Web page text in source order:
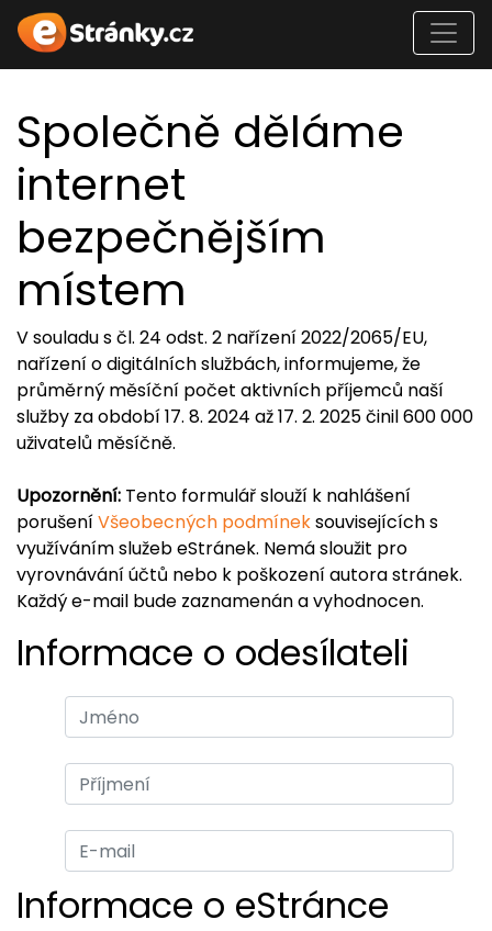
Společně děláme
internet
bezpečnějším
místem
V souladu s čl. 24 odst. 2 nařízení 2022/2065/EU,
nařízení o digitálních službách, informujeme, že
průměrný měsíční počet aktivních příjemců naší
služby za období 17. 8. 2024 až 17. 2. 2025 činil 600 000
uživatelů měsíčně.
Upozornění: Tento formulář slouží k nahlášení
porušeníVšeobecných podmíneksouvisejících s
využíváním služeb eStránek. Nemá sloužit pro
vyrovnávání účtů nebo k poškození autora stránek.
Každý e-mail bude zaznamenán a vyhodnocen.
Informace o odesílateli
Informace o eStránce